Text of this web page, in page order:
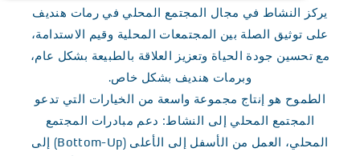
يركز النشاط في مجال المجتمع المحلي في رمات هنديف
على توثيق الصلة بين المجتمعات المحلية وقيم الاستدامة،
مع تحسين جودة الحياة وتعزيز العلاقة بالطبيعة بشكل عام،
وبرمات هنديف بشكل خاص.
الطموح هو إنتاج مجموعة واسعة من الخيارات التي تدعو
المجتمع المحلي إلى النشاط: دعم مبادرات المجتمع
المحلي، العمل من الأسفل إلى الأعلى (Bottom-Up) إلى